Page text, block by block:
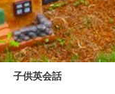
子供英会話